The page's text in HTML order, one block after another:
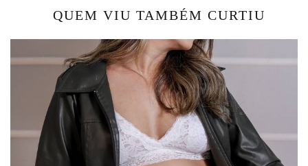
QUEM VIU TAMBÉM CURTIU